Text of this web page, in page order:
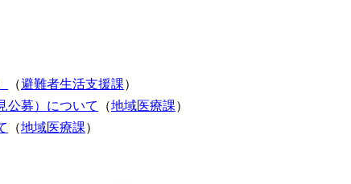
（避難者生活支援課）
公募）について （地域医療課）
（地域医療課）